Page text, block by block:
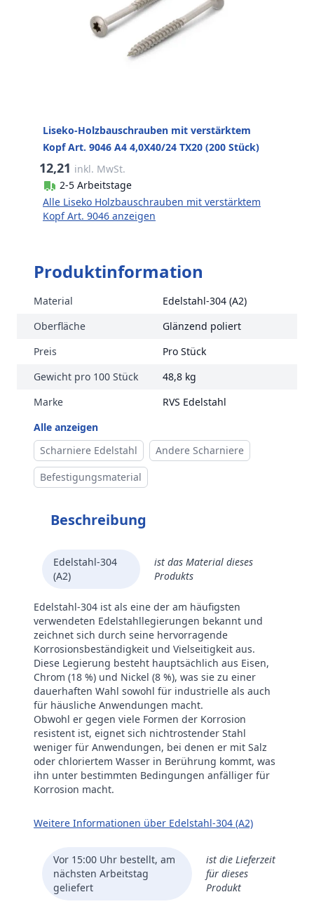
Liseko-Holzbauschrauben mit verstärktem
Kopf Art. 9046 A4 4,0X40/24 TX20 (200 Stück)
12,21 inkl. MwSt.
2-5 Arbeitstage
Alle Liseko Holzbauschrauben mit verstärktem
Kopf Art. 9046 anzeigen
Produktinformation
Material
Edelstahl-304 (A2)
Oberfläche
Glänzend poliert
Preis
Pro Stück
Gewicht pro 100 Stück
48,8 kg
Marke
RVS Edelstahl
Alle anzeigen
Scharniere Edelstahl
Andere Scharniere
Befestigungsmaterial
Beschreibung
Edelstahl-304
(A2)
ist das Material dieses
Produkts
Edelstahl-304 ist als eine der am häufigsten
verwendeten Edelstahllegierungen bekannt und
zeichnet sich durch seine hervorragende
Korrosionsbeständigkeit und Vielseitigkeit aus.
Diese Legierung besteht hauptsächlich aus Eisen,
Chrom (18 %) und Nickel (8 %), was sie zu einer
dauerhaften Wahl sowohl für industrielle als auch
für häusliche Anwendungen macht.
Obwohl er gegen viele Formen der Korrosion
resistent ist, eignet sich nichtrostender Stahl
weniger für Anwendungen, bei denen er mit Salz
oder chloriertem Wasser in Berührung kommt, was
ihn unter bestimmten Bedingungen anfälliger für
Korrosion macht.
Weitere Informationen über Edelstahl-304 (A2)
Vor 15:00 Uhr bestellt, am
nächsten Arbeitstag
geliefert
ist die Lieferzeit
für dieses
Produkt